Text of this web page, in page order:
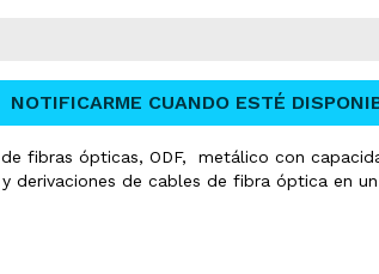
NOTIFICARME CUANDO ESTÉ
fibras ópticas, ODF, metálico con
derivaciones de cables de fibra óptica en